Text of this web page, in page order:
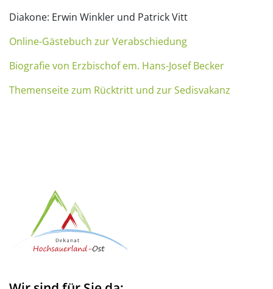
Diakone: Erwin Winkler und Patrick Vitt
Online-Gästebuch zur Verabschiedung
Biografie von Erzbischof em. Hans-Josef Becker
Themenseite zum Rücktritt und zur Sedisvakanz